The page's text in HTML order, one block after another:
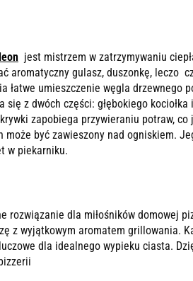
jest mistrzem w zatrzymywaniu
aromatyczny gulasz, duszonkę, leczo
umieszczenie węgla drzewnego
się z dwóch części: głębokiego
zapobiega przywieraniu potraw,
może być zawieszony nad ogniskiem.
w piekarniku.
rozwiązanie dla miłośników domowej
z wyjątkowym aromatem grillowania.
dla idealnego wypieku ciasta.